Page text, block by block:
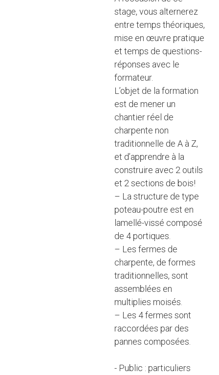
stage, vous alternerez
entre temps théoriques,
mise en œuvre pratique
et temps de questions-
réponses avec le
formateur.
L’objet de la formation
est de mener un
chantier réel de
charpente non
traditionnelle de A à Z,
et d’apprendre à la
construire avec 2 outils
et 2 sections de bois!
– La structure de type
poteau-poutre est en
lamellé-vissé composé
de 4 portiques.
– Les fermes de
charpente, de formes
traditionnelles, sont
assemblées en
multiplies moisés.
– Les 4 fermes sont
raccordées par des
pannes composées.
- Public : particuliers